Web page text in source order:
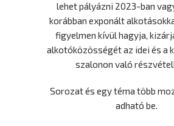
lehet pályázni 2023-ban
korábban exponált
figyelmen kívül hagyja,
alkotóközösségét az idei és a
szalonon való
Sorozat és egy téma több
adható be.